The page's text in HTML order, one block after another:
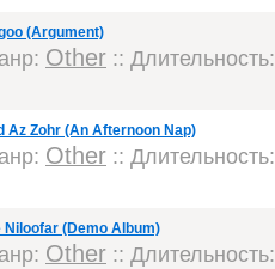
(Argument)
Other ::
Az Zohr (An Afternoon Nap)
Other ::
Niloofar (Demo Album)
Other ::